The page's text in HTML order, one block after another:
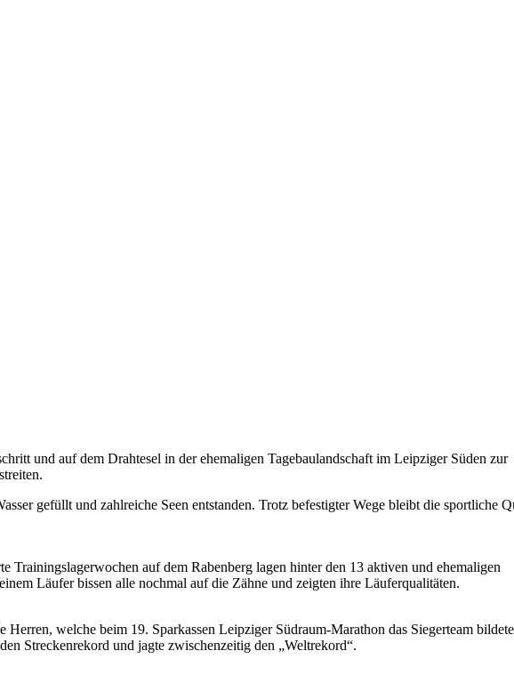
und auf dem Drahtesel in der ehemaligen Tagebaulandschaft im Leipziger Süden zur
gefüllt und zahlreiche Seen entstanden. Trotz befestigter Wege bleibt die sportliche
auf dem Rabenberg lagen hinter den 13 aktiven und ehemaligen
Läufer bissen alle nochmal auf die Zähne und zeigten ihre Läuferqualitäten.
welche beim 19. Sparkassen Leipziger Südraum-Marathon das Siegerteam
Streckenrekord und jagte zwischenzeitig den „Weltrekord“.